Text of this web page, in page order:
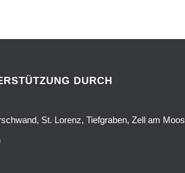
DURCH
St. Lorenz, Tiefgraben, Zell am Moos